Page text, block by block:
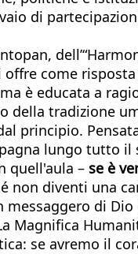
di
come
è educata a
della tradizione
principio.
lungo tutto
quell'aula – se è
non diventi una
di
Magnifica
se avremo il